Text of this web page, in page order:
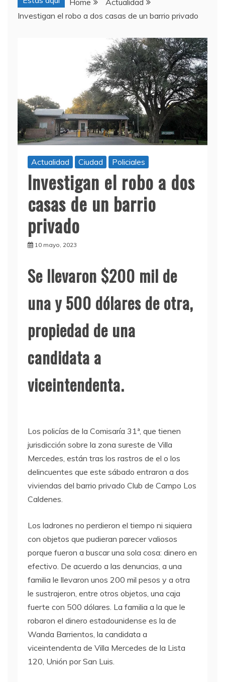
Home
Actualidad
Investigan el robo a dos casas de un barrio privado
Actualidad Ciudad Policiales
Investigan el robo a dos
casas de un barrio
privado
10 mayo, 2023
Se llevaron $200 mil de
una y 500 dólares de otra,
propiedad de una
candidata a
viceintendenta.
Los policías de la Comisaría 31ª, que tienen
jurisdicción sobre la zona sureste de Villa
Mercedes, están tras los rastros de el o los
delincuentes que este sábado entraron a dos
viviendas del barrio privado Club de Campo Los
Caldenes.
Los ladrones no perdieron el tiempo ni siquiera
con objetos que pudieran parecer valiosos
porque fueron a buscar una sola cosa: dinero en
efectivo. De acuerdo a las denuncias, a una
familia le llevaron unos 200 mil pesos y a otra
le sustrajeron, entre otros objetos, una caja
fuerte con 500 dólares. La familia a la que le
robaron el dinero estadounidense es la de
Wanda Barrientos, la candidata a
viceintendenta de Villa Mercedes de la Lista
120, Unión por San Luis.